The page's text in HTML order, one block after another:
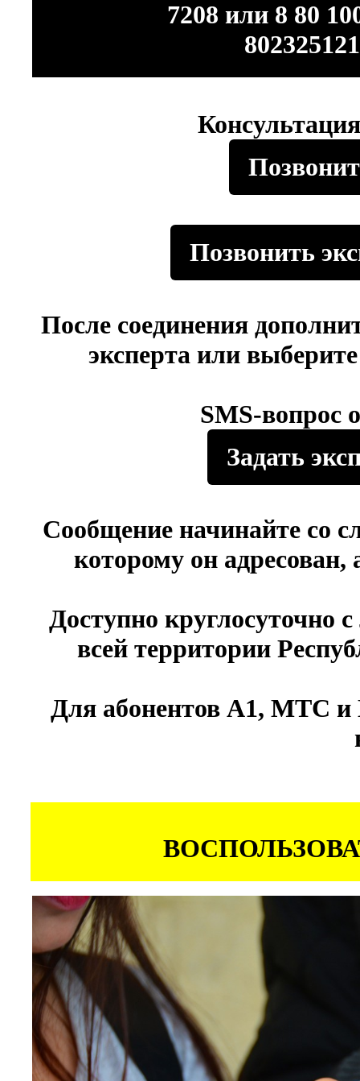
7208 или 8 80
Позвонить
После соединения
эксперта или
SMS-вопрос
Задать
Сообщение начинайте со
которому он адресован,
Доступно круглосуточно
всей территории
Для абонентов A1, МТС и